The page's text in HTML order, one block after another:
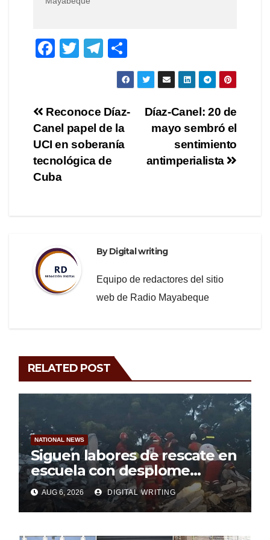
F
e
b
o
o
k
T
er
T
el
gr
a
m
h
ar
e
Post
navigation
Díaz-Canel: 20 de
mayo sembró el
sentimiento
antimperialista
Reconoce Díaz-
Canel papel de la
UCI en soberanía
tecnológica de
Cuba
ByDigital writing
Equipo de redactores del sitio
web de Radio Mayabeque
RELATED POST
NATIONAL NEWS
Siguen labores de rescate en
escuela con desplome
parcial en Cuba
AUG 6, 2026 DIGITAL WRITING